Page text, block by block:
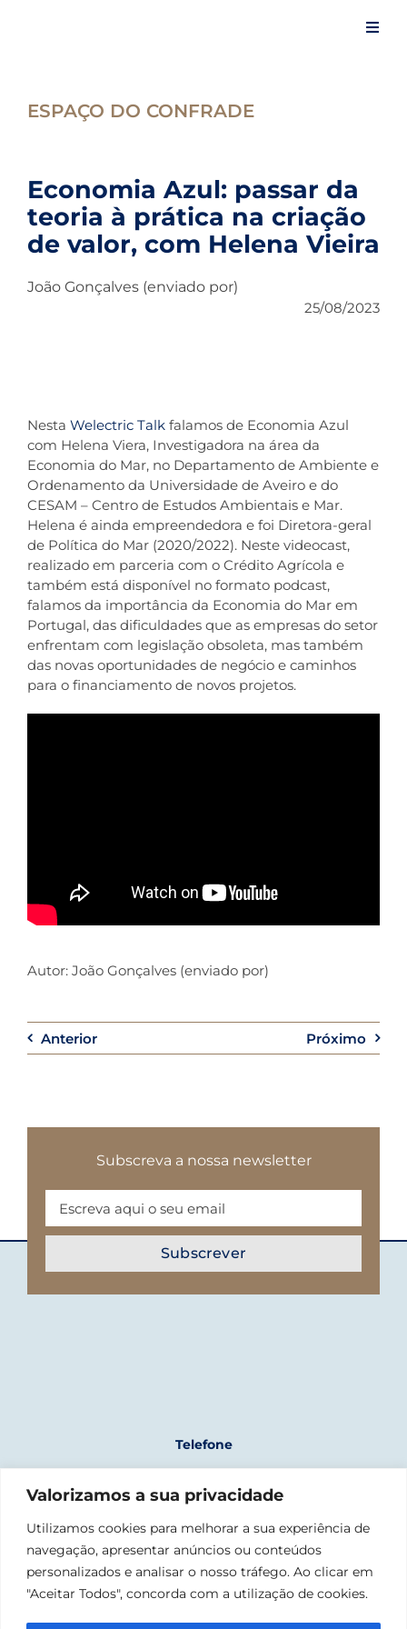
Valorizamos a sua privacidade
Utilizamos cookies para melhorar a sua experiência de
navegação, apresentar anúncios ou conteúdos
personalizados e analisar o nosso tráfego. Ao clicar em
"Aceitar Todos", concorda com a utilização de cookies.
Eventos
Contactos
ESPAÇO DO CONFRADE
Economia Azul: passar da
teoria à prática na criação
de valor, com Helena Vieira
João Gonçalves (enviado por)
25/08/2023
Nesta Welectric Talkfalamos de Economia Azul
com Helena Viera, Investigadora na área da
Economia do Mar, no Departamento de Ambiente e
Ordenamento da Universidade de Aveiro e do
CESAM – Centro de Estudos Ambientais e Mar.
Helena é ainda empreendedora e foi Diretora-geral
de Política do Mar (2020/2022). Neste videocast,
realizado em parceria com o Crédito Agrícola e
também está disponível no formato podcast,
falamos da importância da Economia do Mar em
Portugal, das dificuldades que as empresas do setor
enfrentam com legislação obsoleta, mas também
das novas oportunidades de negócio e caminhos
para o financiamento de novos projetos.
Autor: João Gonçalves (enviado por)
Anterior Próximo
Subscreva a nossa newsletter
Telefone
(chamada para rede móvel nacional)
Morada
Fábrica Nacional da Cordoaria
Rua da Junqueira, 1300-342 Lisboa
Email